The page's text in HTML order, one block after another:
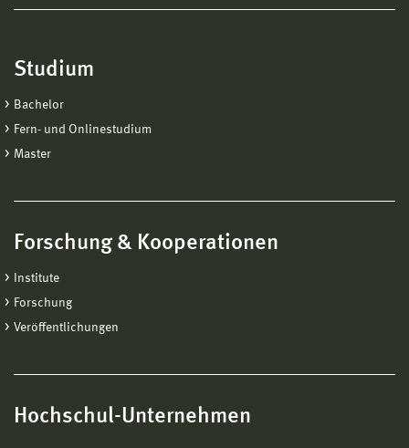
Studium
Bachelor
Fern- und Onlinestudium
Master
Forschung & Kooperationen
Institute
Forschung
Veröffentlichungen
Hochschul-Unternehmen